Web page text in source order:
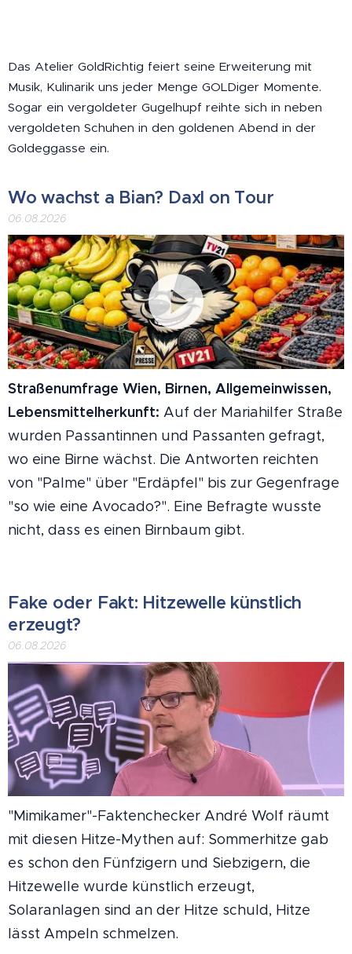
Das Atelier GoldRichtig feiert seine Erweiterung mit
Musik, Kulinarik uns jeder Menge GOLDiger Momente.
Sogar ein vergoldeter Gugelhupf reihte sich in neben
vergoldeten Schuhen in den goldenen Abend in der
Goldeggasse ein.
Wo wachst a Bian? Daxl on Tour
06.08.2026
Straßenumfrage Wien, Birnen, Allgemeinwissen,
Lebensmittelherkunft: Auf der Mariahilfer Straße
wurden Passantinnen und Passanten gefragt,
wo eine Birne wächst. Die Antworten reichten
von "Palme" über "Erdäpfel" bis zur Gegenfrage
"so wie eine Avocado?". Eine Befragte wusste
nicht, dass es einen Birnbaum gibt.
Fake oder Fakt: Hitzewelle künstlich
erzeugt?
06.08.2026
"Mimikamer"-Faktenchecker André Wolf räumt
mit diesen Hitze-Mythen auf: Sommerhitze gab
es schon den Fünfzigern und Siebzigern, die
Hitzewelle wurde künstlich erzeugt,
Solaranlagen sind an der Hitze schuld, Hitze
lässt Ampeln schmelzen.